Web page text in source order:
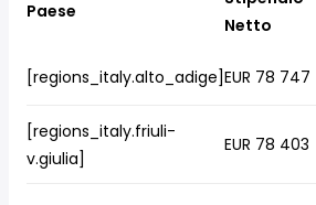
Paese
Netto
[regions_italy.alto_adige]EUR 78 747
[regions_italy.friuli-
v.giulia]
EUR 78 403